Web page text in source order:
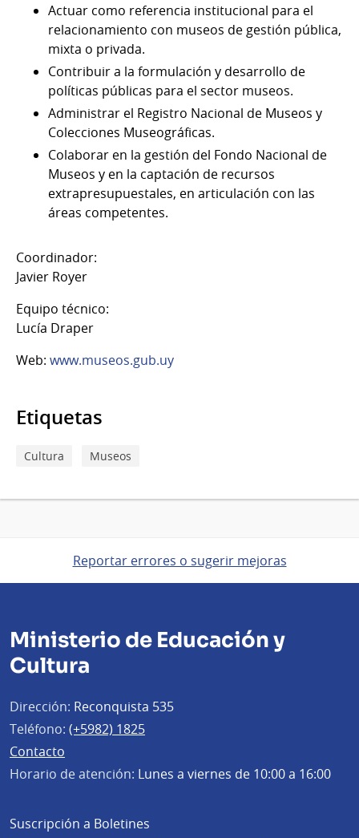
Actuar como referencia institucional para el
relacionamiento con museos de gestión pública,
mixta o privada.
Contribuir a la formulación y desarrollo de
políticas públicas para el sector museos.
Administrar el Registro Nacional de Museos y
Colecciones Museográficas.
Colaborar en la gestión del Fondo Nacional de
Museos y en la captación de recursos
extrapresupuestales, en articulación con las
áreas competentes.
Coordinador:
Javier Royer
Equipo técnico:
Lucía Draper
Web: www.museos.gub.uy
Etiquetas
Cultura Museos
Reportar errores o sugerir mejoras
Ministerio de Educación y
Cultura
Dirección: Reconquista 535
Teléfono: (+5982) 1825
Contacto
Horario de atención: Lunes a viernes de 10:00 a 16:00
Suscripción a Boletines